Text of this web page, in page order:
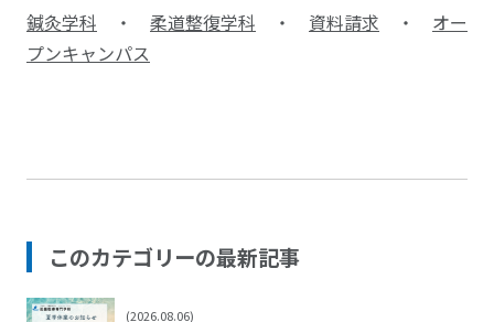
鍼灸学科 ・ 柔道整復学科 ・ 資料請求 ・ オー
プンキャンパス
このカテゴリーの最新記事
(2026.08.06)